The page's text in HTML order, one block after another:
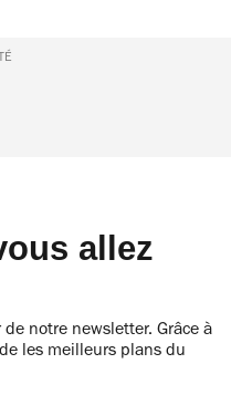
allez
notre newsletter. Grâce à
les meilleurs plans du